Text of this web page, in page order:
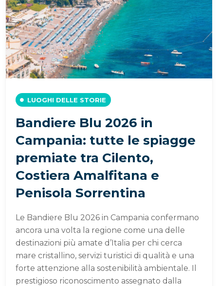
LUOGHI DELLE STORIE
Bandiere Blu 2026 in
Campania: tutte le spiagge
premiate tra Cilento,
Costiera Amalfitana e
Penisola Sorrentina
Le Bandiere Blu 2026 in Campania confermano
ancora una volta la regione come una delle
destinazioni più amate d’Italia per chi cerca
mare cristallino, servizi turistici di qualità e una
forte attenzione alla sostenibilità ambientale. Il
prestigioso riconoscimento assegnato dalla